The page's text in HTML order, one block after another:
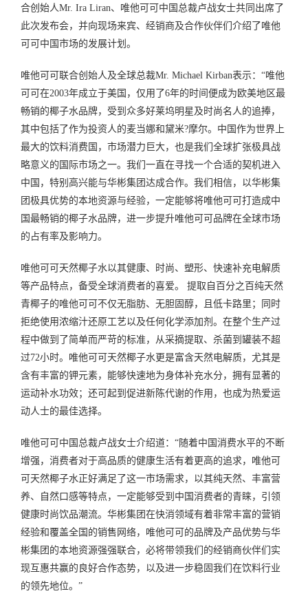
合创始人Mr. Ira Liran、唯他可可中国总裁卢战女士共同出席了
此次发布会，并向现场来宾、经销商及合作伙伴们介绍了唯他
可可中国市场的发展计划。
唯他可可联合创始人及全球总裁Mr. Michael Kirban表示：“唯他
可可在2003年成立于美国，仅用了6年的时间便成为欧美地区最
畅销的椰子水品牌，受到众多好莱坞明星及时尚名人的追捧，
其中包括了作为投资人的麦当娜和黛米?摩尔。中国作为世界上
最大的饮料消费国，市场潜力巨大，也是我们全球扩张极具战
略意义的国际市场之一。我们一直在寻找一个合适的契机进入
中国，特别高兴能与华彬集团达成合作。我们相信，以华彬集
团极具优势的本地资源与经验，一定能够将唯他可可打造成中
国最畅销的椰子水品牌，进一步提升唯他可可品牌在全球市场
的占有率及影响力。
唯他可可天然椰子水以其健康、时尚、塑形、快速补充电解质
等产品特点，备受全球消费者的喜爱。 提取自百分之百纯天然
青椰子的唯他可可不仅无脂肪、无胆固醇，且低卡路里；同时
拒绝使用浓缩汁还原工艺以及任何化学添加剂。在整个生产过
程中做到了简单而严苛的标准，从采摘提取、杀菌到罐装不超
过72小时。唯他可可天然椰子水更是富含天然电解质，尤其是
含有丰富的钾元素，能够快速地为身体补充水分，拥有显著的
运动补水功效；还可起到促进新陈代谢的作用，也成为热爱运
动人士的最佳选择。
唯他可可中国总裁卢战女士介绍道：“随着中国消费水平的不断
增强，消费者对于高品质的健康生活有着更高的追求，唯他可
可天然椰子水正好满足了这一市场需求，以其纯天然、丰富营
养、自然口感等特点，一定能够受到中国消费者的青睐，引领
健康时尚饮品潮流。华彬集团在快消领域有着非常丰富的营销
经验和覆盖全国的销售网络，唯他可可的品牌及产品优势与华
彬集团的本地资源强强联合，必将带领我们的经销商伙伴们实
现互惠共赢的良好合作态势，以及进一步稳固我们在饮料行业
的领先地位。”